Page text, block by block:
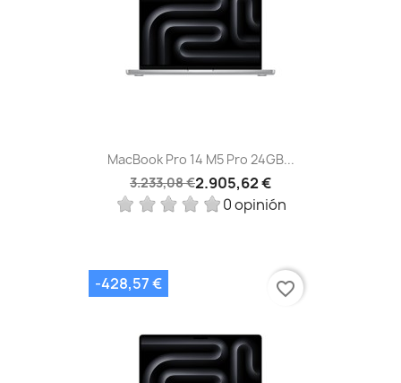
MacBook Pro 14 M5 Pro 24GB...
3.233,08 €2.905,62 €
0 opinión
-428,57 € favorite_border